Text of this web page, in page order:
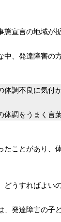
態宣言の地域が
中、発達障害の
体調不良に気付
体調をうまく言
たことがあり、
どうすればよい
、発達障害の子